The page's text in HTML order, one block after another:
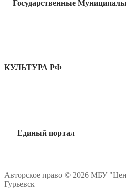
Государственные
КУЛЬТУРА РФ
Единый портал
Авторское право © 2026 МБУ
Гурьевск